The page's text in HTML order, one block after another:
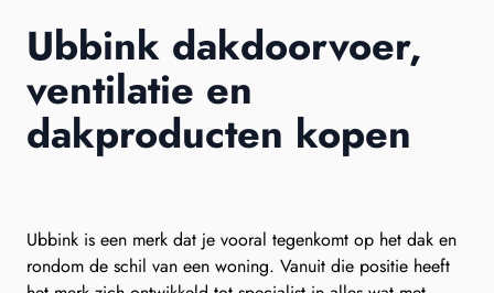
Ubbink dakdoorvoer,
ventilatie en
dakproducten kopen
Ubbink is een merk dat je vooral tegenkomt op het dak en
rondom de schil van een woning. Vanuit die positie heeft